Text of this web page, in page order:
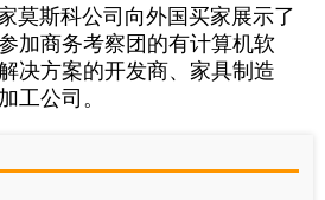
莫斯科公司向外国买家展示了
加商务考察团的有计算机软
决方案的开发商、家具制造
工公司。